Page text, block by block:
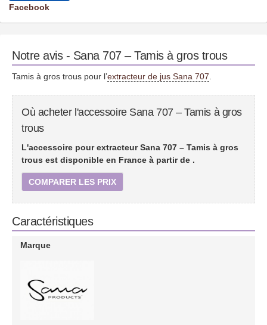
Facebook
Notre avis - Sana 707 – Tamis à gros trous
Tamis à gros trous pour l’extracteur de jus Sana 707
Où acheter l'accessoire Sana 707 – Tamis à gros
trous
L'accessoire pour extracteur Sana 707 – Tamis à gros
trous est disponible en France à partir de .
COMPARER LES PRIX
Caractéristiques
Marque